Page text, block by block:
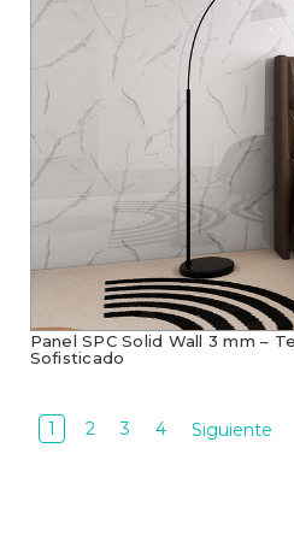
Panel SPC Solid Wall 3 mm –
Sofisticado
1 2 3 4 Siguiente